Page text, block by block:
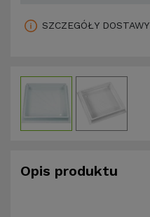
SZCZEGÓŁY DOSTAWY
Opis produktu